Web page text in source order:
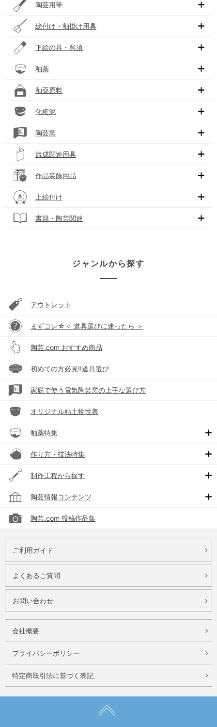
陶芸用筆
絵付け・釉掛け用具
下絵の具・呉須
釉薬
釉薬原料
化粧泥
陶芸窯
焼成関連用具
作品装飾用品
上絵付け
書籍・陶芸関連
ジャンルから探す
アウトレット
まずコレ☆＜ 道具選びに迷ったら ＞
陶芸.com おすすめ商品
初めての方必見!!道具選び
家庭で使う電気陶芸窯の上手な選び方
オリジナル粘土物性表
釉薬特集
作り方・技法特集
制作工程から探す
陶芸情報コンテンツ
陶芸.com 投稿作品集
ご利用ガイド
よくあるご質問
お問い合わせ
会社概要
プライバシーポリシー
特定商取引法に基づく表記